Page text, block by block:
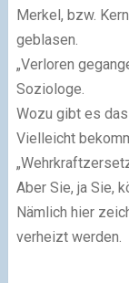
Merkel, bzw.
geblasen.
„Verloren
Soziologe.
Wozu gibt es
Vielleicht
Aber Sie, ja Sie,
Nämlich hier
verheizt werden.